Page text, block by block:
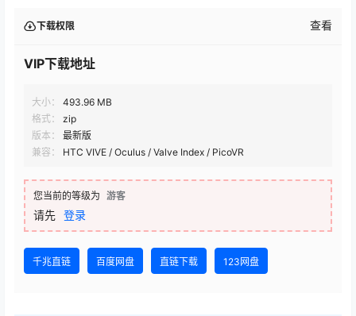
下载权限 查看
VIP下载地址
大小：
493.96 MB
格式：
zip
版本：
最新版
兼容：
HTC VIVE / Oculus / Valve Index / PicoVR
您当前的等级为 游客
请先 登录
千兆直链 百度网盘 直链下载 123网盘